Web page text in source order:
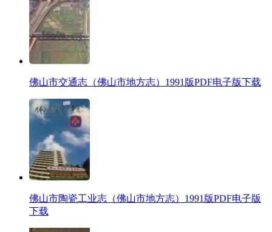
佛山市交通志（佛山市地方志）1991版PDF电子版下载
佛山市陶瓷工业志（佛山市地方志）1991版PDF电子版
下载